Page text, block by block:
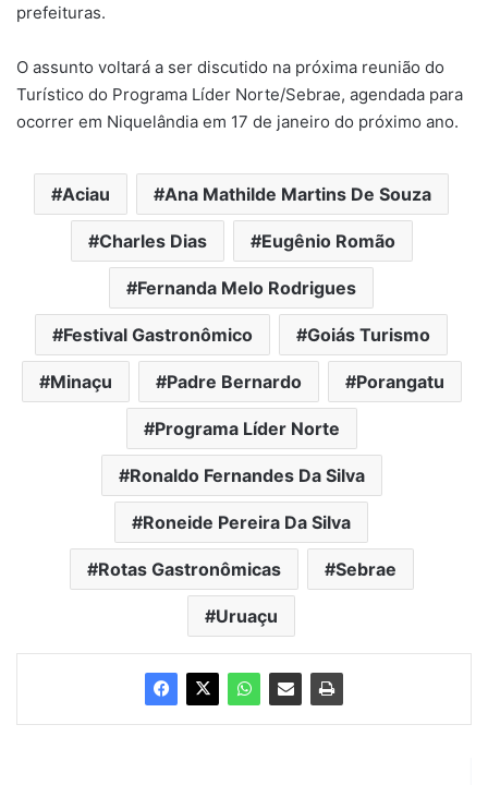
prefeituras.
O assunto voltará a ser discutido na próxima reunião do
Turístico do Programa Líder Norte/Sebrae, agendada para
ocorrer em Niquelândia em 17 de janeiro do próximo ano.
Aciau Ana Mathilde Martins De Souza
Charles Dias Eugênio Romão
Fernanda Melo Rodrigues
Festival Gastronômico Goiás Turismo
Minaçu Padre Bernardo Porangatu
Programa Líder Norte
Ronaldo Fernandes Da Silva
Roneide Pereira Da Silva
Rotas Gastronômicas Sebrae
Uruaçu